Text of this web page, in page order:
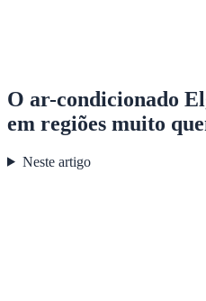
O ar-condicionado
em regiões muito
Neste artigo